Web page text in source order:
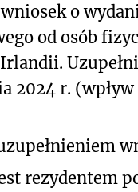
wniosek o
od osób
2024 r.
rezydentem